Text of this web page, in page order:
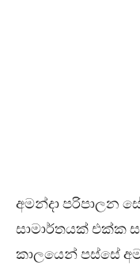
අමන්දා පරිපාලන
සාමාර්තයක් එක්ක
කාලයෙන් පස්සේ